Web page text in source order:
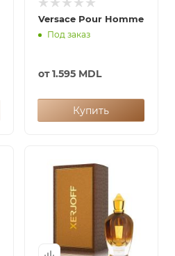
Versace Pour Homme
Под заказ
от1.595 MDL
Купить